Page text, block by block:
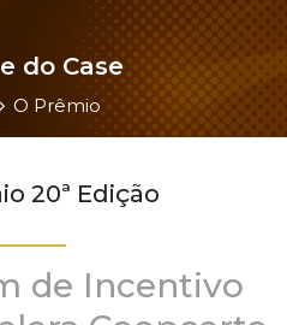
do Case
O Prêmio
20ª Edição
de Incentivo